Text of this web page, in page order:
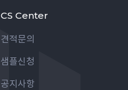
CS Center
견적문의
샘플신청
공지사항